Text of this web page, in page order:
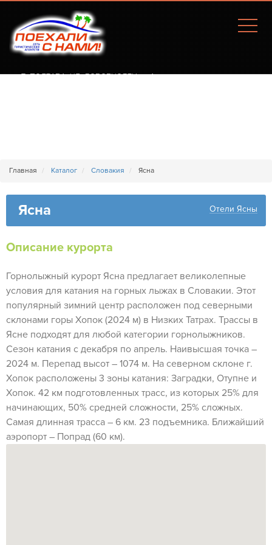
Г. ПОЛТАВА, УЛ. СОБОРНОСТИ, 77А
Главная Каталог Словакия Ясна
Ясна Отели Ясны
Описание курорта
Горнолыжный курорт Ясна предлагает великолепные
условия для катания на горных лыжах в Словакии. Этот
популярный зимний центр расположен под северными
склонами горы Хопок (2024 м) в Низких Татрах. Трассы в
Ясне подходят для любой категории горнолыжников.
Сезон катания с декабря по апрель. Наивысшая точка –
2024 м. Перепад высот – 1074 м. На северном склоне г.
Хопок расположены 3 зоны катания: Заградки, Отупне и
Хопок. 42 км подготовленных трасс, из которых 25% для
начинающих, 50% средней сложности, 25% сложных.
Самая длинная трасса – 6 км. 23 подъемника. Ближайший
аэропорт – Попрад (60 км).